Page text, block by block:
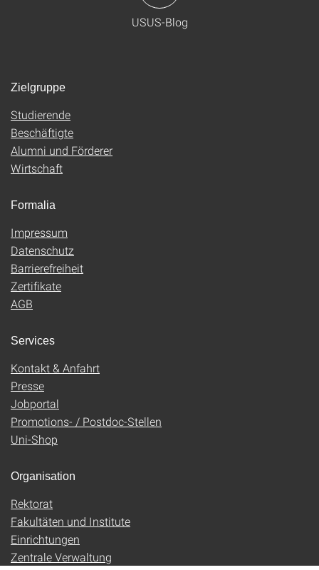
USUS-Blog
Zielgruppe
Studierende
Beschäftigte
Alumni und Förderer
Wirtschaft
Formalia
Impressum
Datenschutz
Barrierefreiheit
Zertifikate
AGB
Services
Kontakt & Anfahrt
Presse
Jobportal
Promotions- / Postdoc-Stellen
Uni-Shop
Organisation
Rektorat
Fakultäten und Institute
Einrichtungen
Zentrale Verwaltung